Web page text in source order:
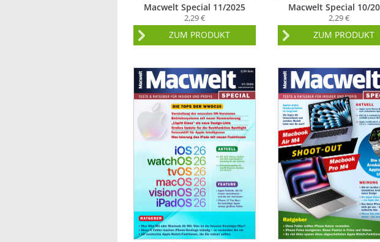
Macwelt Special 11/2025
2,29 €
ZUM PRODUKT
Macwelt Special 10/
2,29 €
ZUM PRODUKT